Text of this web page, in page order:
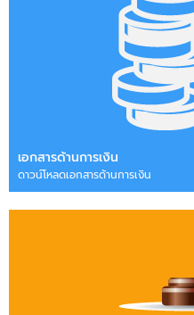
เอกสารด้านการเงิน
ดาวน์โหลดเอกสารด้านการเงิน